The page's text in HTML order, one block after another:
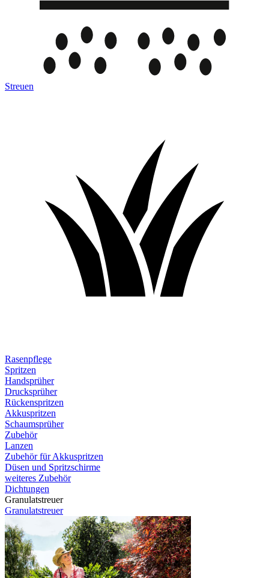
Streuen
Rasenpflege
Spritzen
Handsprüher
Drucksprüher
Rückenspritzen
Akkuspritzen
Schaumsprüher
Zubehör
Lanzen
Zubehör für Akkuspritzen
Düsen und Spritzschirme
weiteres Zubehör
Dichtungen
Granulatstreuer
Granulatstreuer